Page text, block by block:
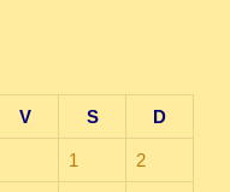
V S D
1 2